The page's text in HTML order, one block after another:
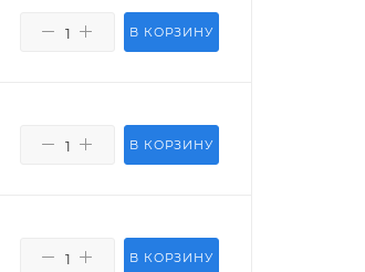
В КОРЗИНУ
В КОРЗИНУ
В КОРЗИНУ